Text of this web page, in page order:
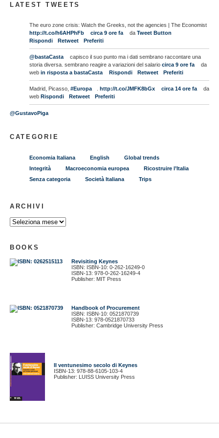
LATEST TWEETS
The euro zone crisis: Watch the Greeks, not the agencies | The Economist
http://t.co/h6AHPhFb
circa 9 ore fa da Tweet Button
Rispondi
Retweet Preferiti
@bastaCasta
capisco il suo punto ma i dati sembrano raccontare una
storia diversa. sembrano reagire a variazioni del salario circa 9 ore fa
da
web in risposta a bastaCasta Rispondi Retweet Preferiti
Madrid, Picasso, #Europa http://t.co/JMFK8bGx circa 14 ore fa
da
web Rispondi Retweet Preferiti
@GustavoPiga
CATEGORIE
Economia Italiana English
Global trends
Integrità
Macroeconomia europea
Ricostruire l’Italia
Senza categoria
Società Italiana Trips
ARCHIVI
BOOKS
Revisiting Keynes
ISBN: ISBN-10: 0-262-16249-0
ISBN-13: 978-0-262-16249-4
Publisher: MIT Press
Handbook of Procurement
ISBN: ISBN-10: 0521870739
ISBN-13: 978-0521870733
Publisher: Cambridge University Press
Il ventunesimo secolo di Keynes
ISBN-13: 978-88-6105-103-4
Publisher: LUISS University Press